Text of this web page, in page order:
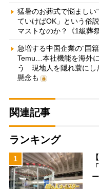
猛暑のお葬式で悩まし
ていけばOK」という俗
マストなのか？《1級葬
急増する中国企業の“国
Temu…本社機能を海外
う 現地人を隠れ蓑にし
懸念も
関連記事
ランキング
1